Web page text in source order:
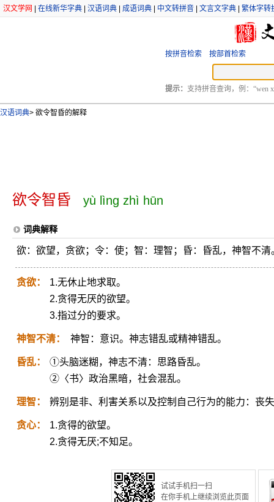
汉文学网 在线新华字典 汉语词典 成语词典 中文转拼音 文言文字典 繁体字转
按拼音检索 按部首检索
提示： 支持拼音查询，例：“wen
汉语词典> 欲令智昏的解释
欲令智昏 yù lìng zhì hūn
词典解释
欲：欲望，贪欲；令：使；智：理智；昏：昏乱，神智不
贪欲：
1.无休止地求取。
2.贪得无厌的欲望。
3.指过分的要求。
神智不清： 神智：意识。神志错乱或精神错乱。
昏乱：
①头脑迷糊，神志不清：思路昏乱。
②〈书〉政治黑暗，社会混乱。
理智： 辨别是非、利害关系以及控制自己行为的能力：丧
贪心：
1.贪得的欲望。
2.贪得无厌;不知足。
试试手机扫一扫
在你手机上继续浏览此页面